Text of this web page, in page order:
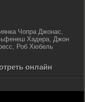
Чопра Джонас,
Хадера, Джон
Роб Хюбель
онлайн